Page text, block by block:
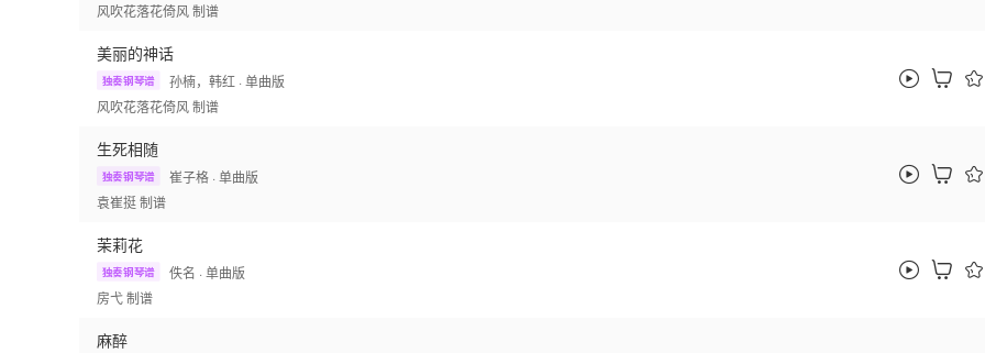
风吹花落花倚风制谱
美丽的神话
独奏钢琴谱 孙楠，韩红 · 单曲版
风吹花落花倚风制谱
生死相随
独奏钢琴谱 崔子格 · 单曲版
袁崔挺制谱
茉莉花
独奏钢琴谱 佚名 · 单曲版
房弋制谱
麻醉